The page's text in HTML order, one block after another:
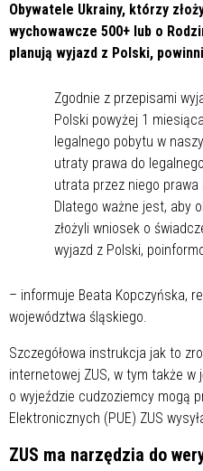
Obywatele Ukrainy, którzy
wychowawcze 500+ lub o
planują wyjazd z Polski,
Zgodnie z przepisami
Polski powyżej 1
legalnego pobytu w
utraty prawa do
utrata przez niego
Dlatego ważne jest, aby
złożyli wniosek o
wyjazd z Polski,
– informuje Beata Kopczyńska,
województwa śląskiego.
Szczegółowa instrukcja jak to
internetowej ZUS, w tym także
o wyjeździe cudzoziemcy mogą
Elektronicznych (PUE) ZUS
ZUS ma narzędzia do